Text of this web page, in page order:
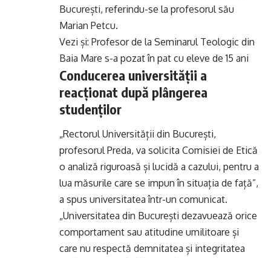
București, referindu-se la profesorul său
Marian Petcu.
Vezi și: Profesor de la Seminarul Teologic din
Baia Mare s-a pozat în pat cu eleve de 15 ani
Conducerea universității a
reacționat după plângerea
studenților
„Rectorul Universității din București,
profesorul Preda, va solicita Comisiei de Etică
o analiză riguroasă și lucidă a cazului, pentru a
lua măsurile care se impun în situația de față”,
a spus universitatea într-un comunicat.
„Universitatea din București dezavuează orice
comportament sau atitudine umilitoare și
care nu respectă demnitatea și integritatea